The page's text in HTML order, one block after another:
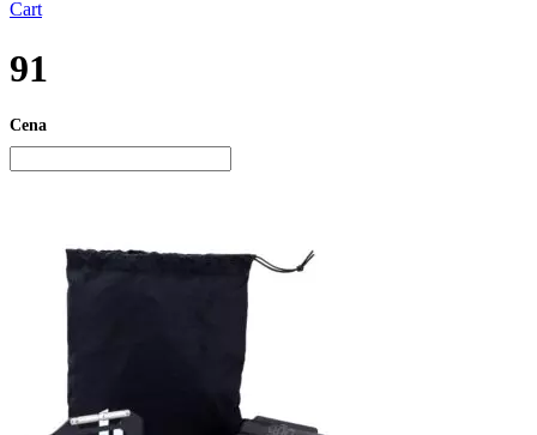
Cart
91
Cena